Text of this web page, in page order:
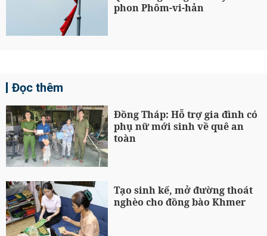
phon Phôm-vi-hản
Đọc thêm
Đồng Tháp: Hỗ trợ gia đình có
phụ nữ mới sinh về quê an
toàn
Tạo sinh kế, mở đường thoát
nghèo cho đồng bào Khmer